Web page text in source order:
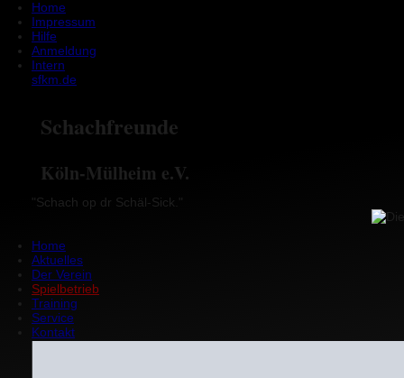
Home
Impressum
Hilfe
Anmeldung
Intern
sfkm.de
Schachfreunde
Köln-Mülheim e.V.
"Schach op dr Schäl-Sick."
Home
Aktuelles
Der Verein
Spielbetrieb
Training
Service
Kontakt